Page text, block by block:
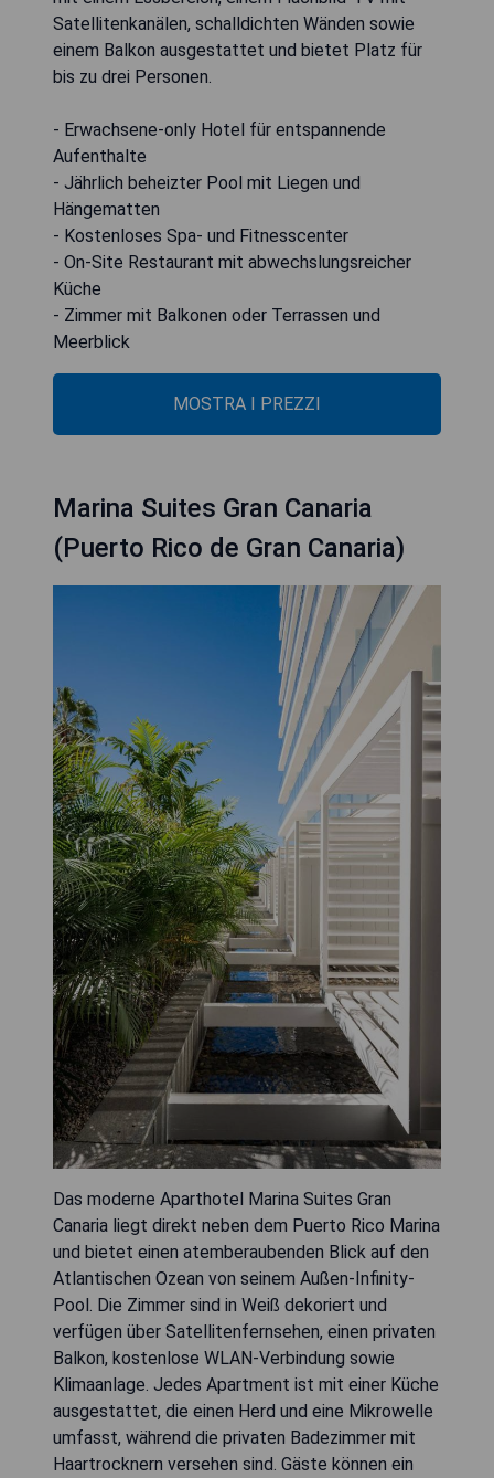
Satellitenkanälen, schalldichten Wänden sowie
einem Balkon ausgestattet und bietet Platz für
bis zu drei Personen.
- Erwachsene-only Hotel für entspannende
Aufenthalte
- Jährlich beheizter Pool mit Liegen und
Hängematten
- Kostenloses Spa- und Fitnesscenter
- On-Site Restaurant mit abwechslungsreicher
Küche
- Zimmer mit Balkonen oder Terrassen und
Meerblick
MOSTRA I PREZZI
Marina Suites Gran Canaria
(Puerto Rico de Gran Canaria)
Das moderne Aparthotel Marina Suites Gran
Canaria liegt direkt neben dem Puerto Rico Marina
und bietet einen atemberaubenden Blick auf den
Atlantischen Ozean von seinem Außen-Infinity-
Pool. Die Zimmer sind in Weiß dekoriert und
verfügen über Satellitenfernsehen, einen privaten
Balkon, kostenlose WLAN-Verbindung sowie
Klimaanlage. Jedes Apartment ist mit einer Küche
ausgestattet, die einen Herd und eine Mikrowelle
umfasst, während die privaten Badezimmer mit
Haartrocknern versehen sind. Gäste können ein